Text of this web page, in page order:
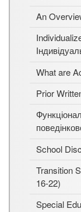
An
What are
Prior
School
Transition
16-22)
Special